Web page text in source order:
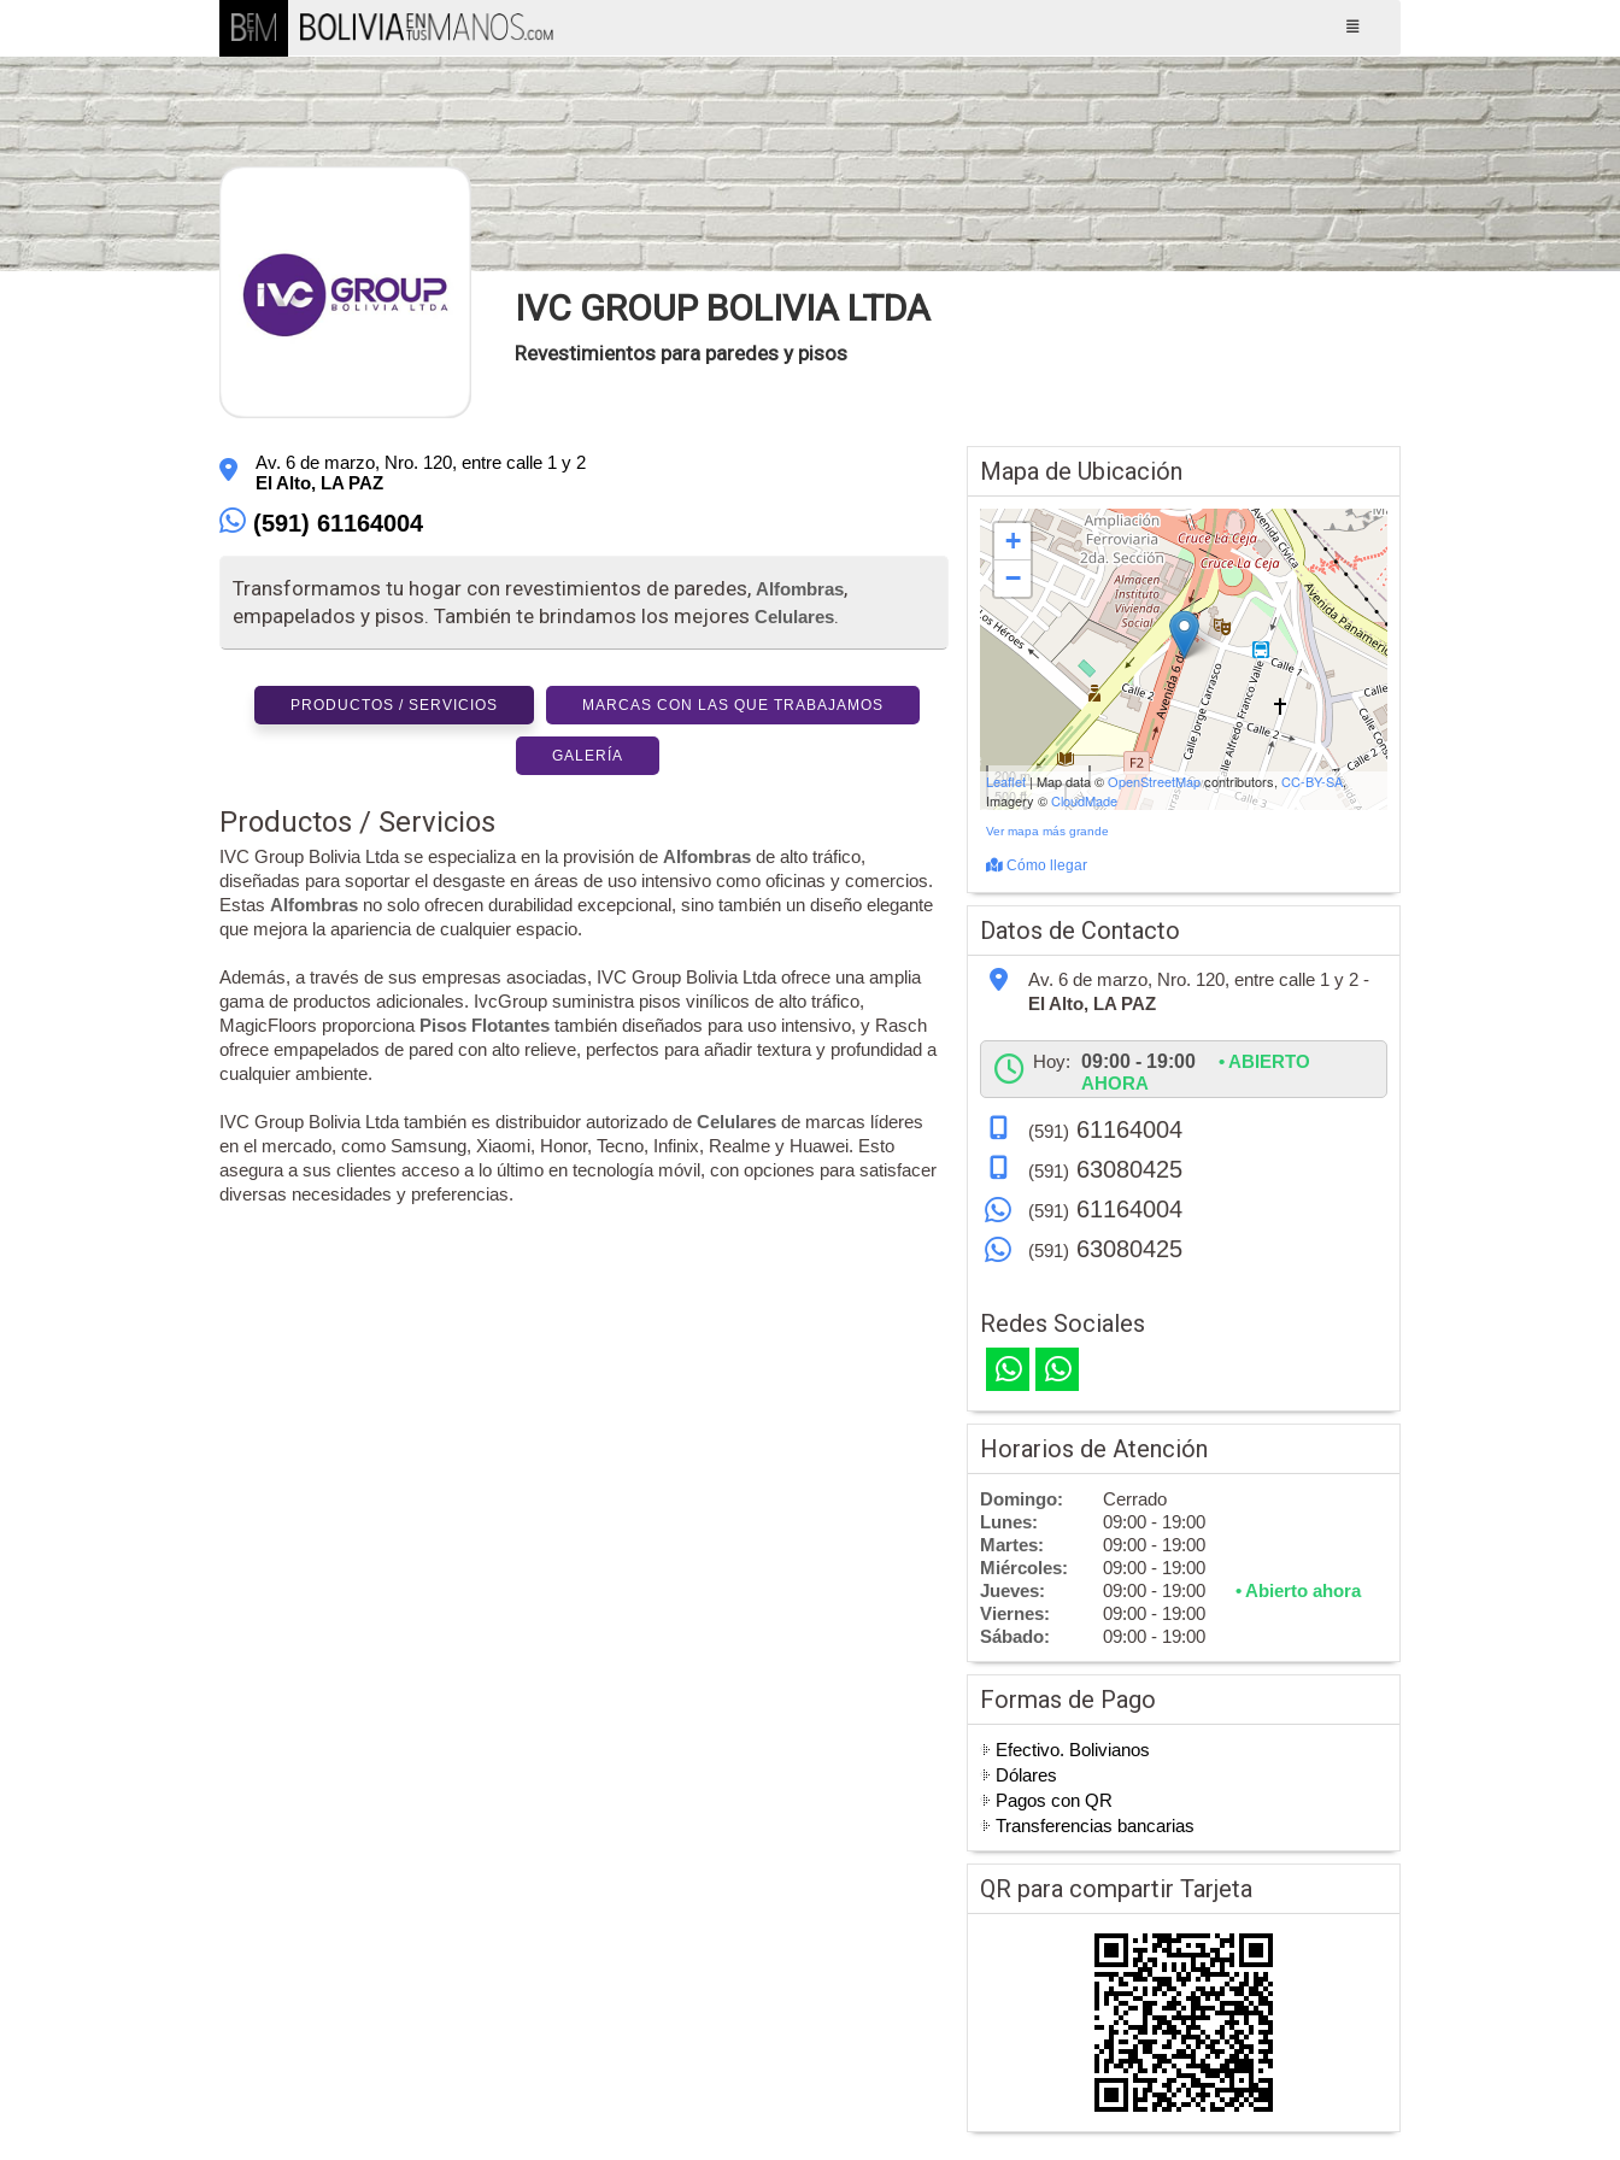
IVC GROUP BOLIVIA LTDA
Revestimientos para paredes y pisos
Av. 6 de marzo, Nro. 120, entre calle 1 y 2
El Alto, LA PAZ
(591) 61164004
Transformamos tu hogar con revestimientos de paredes, Alfombras,
empapelados y pisos. También te brindamos los mejores Celulares.
PRODUCTOS / SERVICIOS MARCAS CON LAS QUE TRABAJAMOS
GALERÍA
Productos / Servicios
IVC Group Bolivia Ltda se especializa en la provisión de Alfombras de alto tráfico,
diseñadas para soportar el desgaste en áreas de uso intensivo como oficinas y comercios.
Estas Alfombras no solo ofrecen durabilidad excepcional, sino también un diseño elegante
que mejora la apariencia de cualquier espacio.
Además, a través de sus empresas asociadas, IVC Group Bolivia Ltda ofrece una amplia
gama de productos adicionales. IvcGroup suministra pisos vinílicos de alto tráfico,
MagicFloors proporciona Pisos Flotantes también diseñados para uso intensivo, y Rasch
ofrece empapelados de pared con alto relieve, perfectos para añadir textura y profundidad a
cualquier ambiente.
IVC Group Bolivia Ltda también es distribuidor autorizado de Celulares de marcas líderes
en el mercado, como Samsung, Xiaomi, Honor, Tecno, Infinix, Realme y Huawei. Esto
asegura a sus clientes acceso a lo último en tecnología móvil, con opciones para satisfacer
diversas necesidades y preferencias.
Mapa de Ubicación
+
−
200 m
500 ft
Leaflet| Map data ©OpenStreetMapcontributors, CC-BY-SA,
Imagery ©CloudMade
Ver mapa más grande
Cómo llegar
Datos de Contacto
Av. 6 de marzo, Nro. 120, entre calle 1 y 2 -
El Alto, LA PAZ
Hoy: 09:00 - 19:00
• ABIERTO
AHORA
(591) 61164004
(591) 63080425
(591) 61164004
(591) 63080425
Redes Sociales
Horarios de Atención
Domingo:
Cerrado
Lunes:
09:00 - 19:00
Martes:
09:00 - 19:00
Miércoles:
09:00 - 19:00
Jueves:
09:00 - 19:00
• Abierto ahora
Viernes:
09:00 - 19:00
Sábado:
09:00 - 19:00
Formas de Pago
Efectivo. Bolivianos
Dólares
Pagos con QR
Transferencias bancarias
QR para compartir Tarjeta